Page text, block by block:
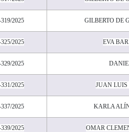
2025 GILBERTO DE
2025 EVA
2025
2025 JUAN LUIS
2025 KARLA
2025 OMAR